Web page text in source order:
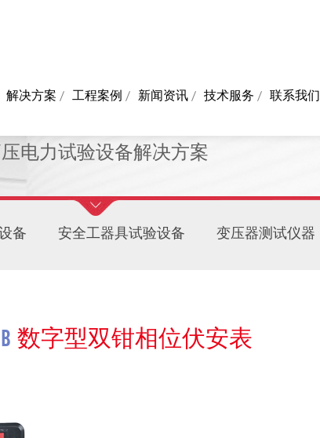
解决方案 工程案例 新闻资讯 技术服务 联系我们
电力试验设备解决方案
备 安全工器具试验设备 变压器测试仪器
数字型双钳相位伏安表